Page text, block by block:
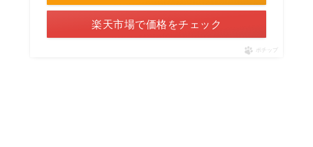
楽天市場で価格をチェック
ポチップ